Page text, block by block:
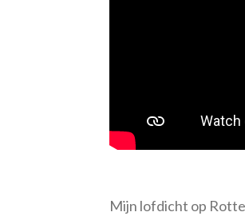
Mijn lofdicht op